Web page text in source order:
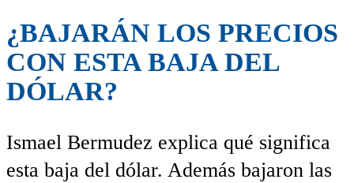
¿BAJARÁN LOS PRECIOS
CON ESTA BAJA DEL
DÓLAR?
Ismael Bermudez explica qué significa
esta baja del dólar. Además bajaron las